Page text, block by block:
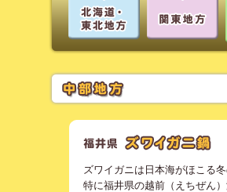
ズワイガニは日本海がほこる冬
特に福井県の越前（えちぜん